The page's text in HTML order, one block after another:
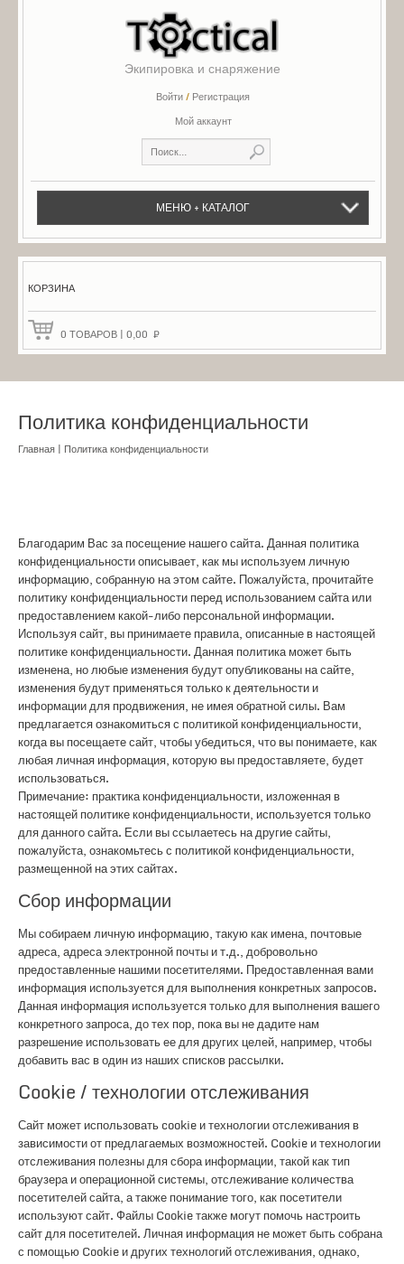
Экипировка и снаряжение
Войти/ Регистрация
Мой аккаунт
МЕНЮ + КАТАЛОГ
КОРЗИНА
0 ТОВАРОВ | 0,00 ₽
Политика конфиденциальности
Главная | Политика конфиденциальности
Благодарим Вас за посещение нашего сайта. Данная политика
конфиденциальности описывает, как мы используем личную
информацию, собранную на этом сайте. Пожалуйста, прочитайте
политику конфиденциальности перед использованием сайта или
предоставлением какой-либо персональной информации.
Используя сайт, вы принимаете правила, описанные в настоящей
политике конфиденциальности. Данная политика может быть
изменена, но любые изменения будут опубликованы на сайте,
изменения будут применяться только к деятельности и
информации для продвижения, не имея обратной силы. Вам
предлагается ознакомиться с политикой конфиденциальности,
когда вы посещаете сайт, чтобы убедиться, что вы понимаете, как
любая личная информация, которую вы предоставляете, будет
использоваться.
Примечание: практика конфиденциальности, изложенная в
настоящей политике конфиденциальности, используется только
для данного сайта. Если вы ссылаетесь на другие сайты,
пожалуйста, ознакомьтесь с политикой конфиденциальности,
размещенной на этих сайтах.
Сбор информации
Мы собираем личную информацию, такую как имена, почтовые
адреса, адреса электронной почты и т.д., добровольно
предоставленные нашими посетителями. Предоставленная вами
информация используется для выполнения конкретных запросов.
Данная информация используется только для выполнения вашего
конкретного запроса, до тех пор, пока вы не дадите нам
разрешение использовать ее для других целей, например, чтобы
добавить вас в один из наших списков рассылки.
Cookie / технологии отслеживания
Сайт может использовать cookie и технологии отслеживания в
зависимости от предлагаемых возможностей. Cookie и технологии
отслеживания полезны для сбора информации, такой как тип
браузера и операционной системы, отслеживание количества
посетителей сайта, а также понимание того, как посетители
используют сайт. Файлы Cookie также могут помочь настроить
сайт для посетителей. Личная информация не может быть собрана
с помощью Cookie и других технологий отслеживания, однако,